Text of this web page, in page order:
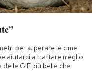
per superare le cime
aiutarci a trattare meglio
GIF più belle che